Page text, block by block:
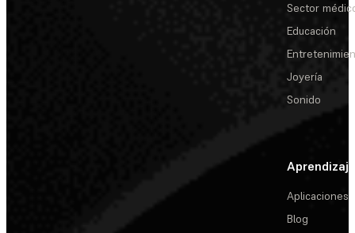
Sector
Educación
Joyería
Sonido
Aprendizaje
Aplicaciones
Blog